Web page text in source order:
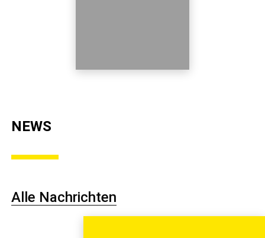
NEWS
Alle Nachrichten